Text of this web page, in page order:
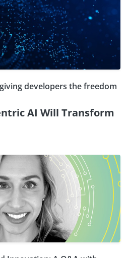
developers the freedom
AI Will Transform